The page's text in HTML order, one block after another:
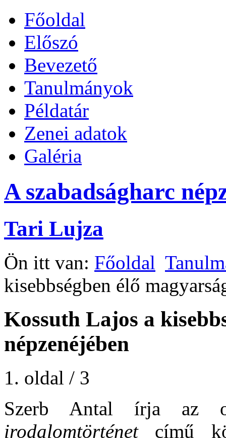
Főoldal
Előszó
Bevezető
Tanulmányok
Példatár
Zenei adatok
Galéria
A szabadságharc
Tari Lujza
Ön itt van: Főoldal
kisebbségben élő
Kossuth Lajos a
népzenéjében
1. oldal / 3
Szerb Antal írja az
irodalomtörténetcímű